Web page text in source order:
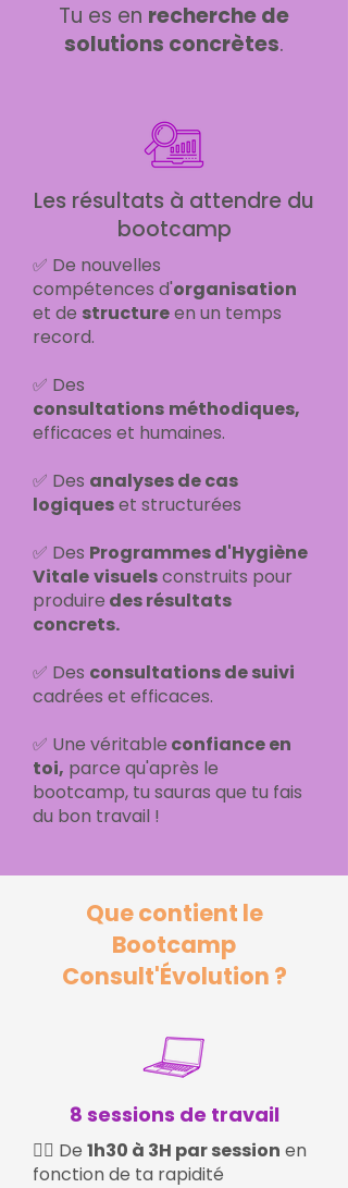
Tu es en recherche de
solutions concrètes.
Les résultats à attendre du
bootcamp
✅ De nouvelles
compétences d'organisation
et de structureen un temps
record.
✅ Des
consultations méthodiques,
efficaces et humaines.
✅ Des analyses de cas
logiqueset structurées
✅ Des Programmes d'Hygiène
Vitalevisuelsconstruits pour
produire des résultats
concrets.
✅ Des consultations de suivi
cadrées et efficaces.
✅ Une véritable confiance en
toi, parce qu'après le
bootcamp, tu sauras que tu fais
du bon travail !
Que contient le
Bootcamp
Consult'Évolution ?
8 sessions de travail
👉🏻 De 1h30 à 3H par session en
fonction de ta rapidité